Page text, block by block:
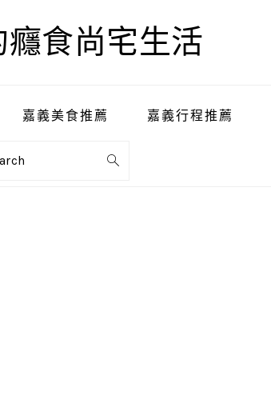
食尚宅生活
嘉義美食推薦 嘉義行程推薦